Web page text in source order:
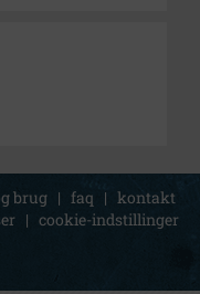
brug | faq | kontakt
| cookie-indstillinger